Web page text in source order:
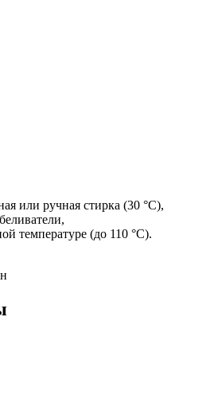
или ручная стирка (30 °С),
температуре (до 110 °C).